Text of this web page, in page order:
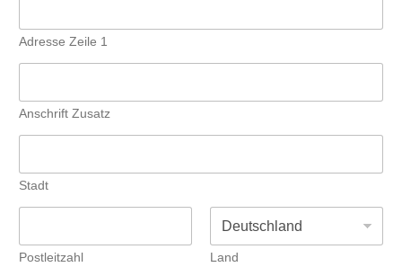
Adresse Zeile 1
Anschrift Zusatz
Stadt
Postleitzahl Land